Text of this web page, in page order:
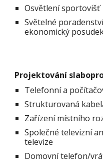
Osvětlení sportovišť
Světelné
ekonomický
Projektování
Telefonní a
Strukturovaná
Zařízení místního
Společné televizní
televize
Domovní telefon/